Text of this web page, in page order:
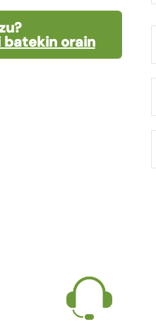
batekin orain